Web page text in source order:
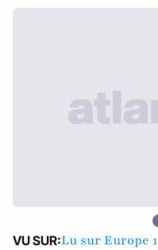
VU SUR:Lu sur Europe 1